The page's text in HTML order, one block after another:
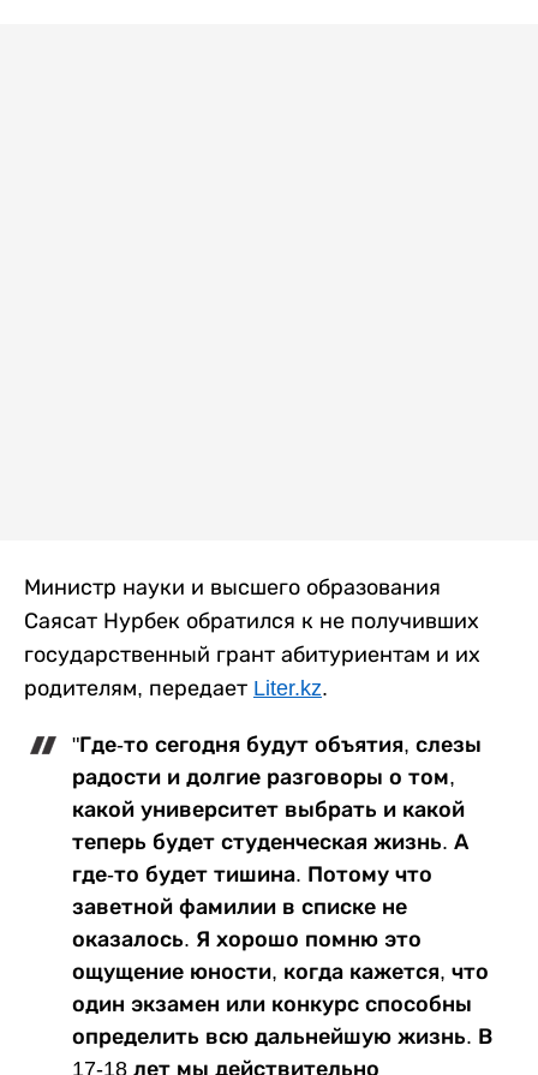
Министр науки и высшего образования
Саясат Нурбек обратился к не получивших
государственный грант абитуриентам и их
родителям, передает Liter.kz.
"Где-то сегодня будут объятия, слезы
радости и долгие разговоры о том,
какой университет выбрать и какой
теперь будет студенческая жизнь. А
где-то будет тишина. Потому что
заветной фамилии в списке не
оказалось. Я хорошо помню это
ощущение юности, когда кажется, что
один экзамен или конкурс способны
определить всю дальнейшую жизнь. В
17-18 лет мы действительно